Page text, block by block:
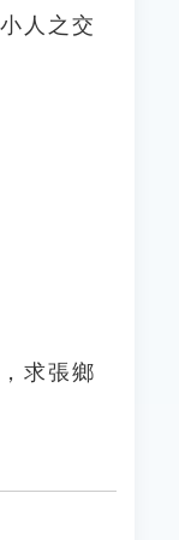
人之交
求張鄉